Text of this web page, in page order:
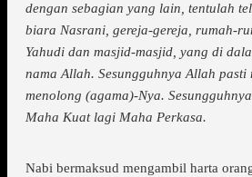
dengan sebagian yang lain, tentulah
biara Nasrani, gereja-gereja, rumah-
Yahudi dan masjid-masjid, yang di
nama Allah. Sesungguhnya Allah
menolong (agama)-Nya.
Maha Kuat lagi Maha Perkasa.
Nabi bermaksud mengambil harta